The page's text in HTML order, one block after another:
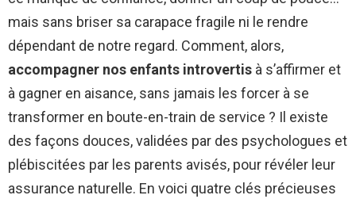
mais sans briser sa carapace fragile ni le rendre
dépendant de notre regard. Comment, alors,
accompagner nos enfants introvertis à s’affirmer et
à gagner en aisance, sans jamais les forcer à se
transformer en boute-en-train de service ? Il existe
des façons douces, validées par des psychologues et
plébiscitées par les parents avisés, pour révéler leur
assurance naturelle. En voici quatre clés précieuses